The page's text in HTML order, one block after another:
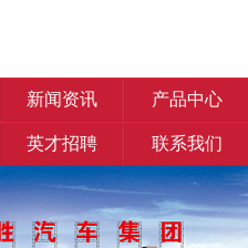
新闻资讯
产品中心
英才招聘 联系我们